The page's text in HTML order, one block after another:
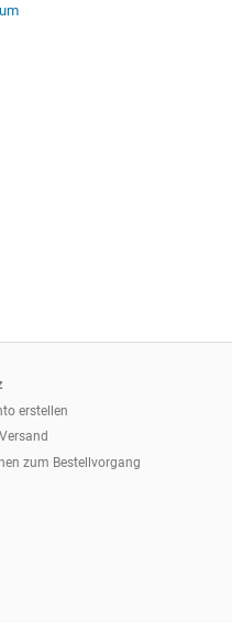
erstellen
zum Bestellvorgang